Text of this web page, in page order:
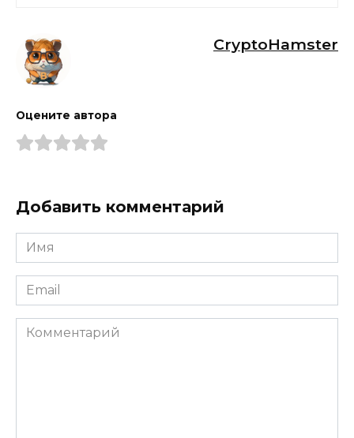
CryptoHamster
Оцените автора
Добавить комментарий
Имя
*
Email
*
Комментарий